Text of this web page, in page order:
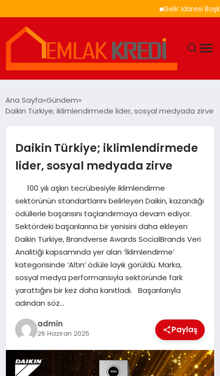
Gelir İdaresi Başkanlığı
EKONOMI
DÜNYA
EĞITIM
MAGAZIN
SAĞLIK
SIYASET
SPOR
TEKNOLOJI
YAŞAM
Ana Sayfa Gündem
Daikin Türkiye; iklimlendirmede lider, sosyal medyada zirve
Daikin Türkiye; iklimlendirmede
lider, sosyal medyada zirve
100 yılı aşkın tecrübesiyle iklimlendirme
sektörünün standartlarını belirleyen Daikin, kazandığı
ödüllerle başarısını taçlandırmaya devam ediyor.
Sektördeki başarılarına bir yenisini daha ekleyen
Daikin Türkiye, Brandverse Awards SocialBrands Veri
Analitiği kapsamında yer alan ‘İklimlendirme’
kategorisinde ‘Altın’ ödüle layık görüldü. Marka,
sosyal medya performansıyla sektöründe fark
yarattığını bir kez daha kanıtladı. Başarılarıyla
adından söz…
admin
26 Haziran 2025 Paylaş